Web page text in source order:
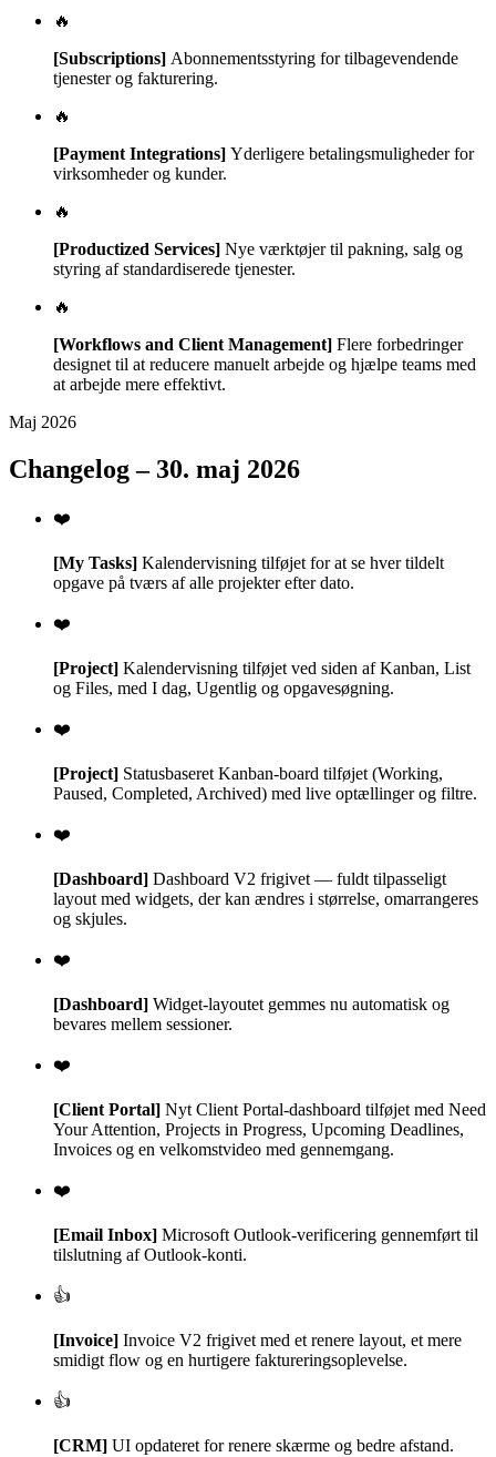
🔥
[Subscriptions] Abonnementsstyring for tilbagevendende
tjenester og fakturering.
🔥
[Payment Integrations] Yderligere betalingsmuligheder for
virksomheder og kunder.
🔥
[Productized Services] Nye værktøjer til pakning, salg og
styring af standardiserede tjenester.
🔥
[Workflows and Client Management] Flere forbedringer
designet til at reducere manuelt arbejde og hjælpe teams med
at arbejde mere effektivt.
Maj 2026
Changelog – 30. maj 2026
❤️
[My Tasks] Kalendervisning tilføjet for at se hver tildelt
opgave på tværs af alle projekter efter dato.
❤️
[Project] Kalendervisning tilføjet ved siden af Kanban, List
og Files, med I dag, Ugentlig og opgavesøgning.
❤️
[Project] Statusbaseret Kanban-board tilføjet (Working,
Paused, Completed, Archived) med live optællinger og filtre.
❤️
[Dashboard] Dashboard V2 frigivet — fuldt tilpasseligt
layout med widgets, der kan ændres i størrelse, omarrangeres
og skjules.
❤️
[Dashboard] Widget-layoutet gemmes nu automatisk og
bevares mellem sessioner.
❤️
[Client Portal] Nyt Client Portal-dashboard tilføjet med Need
Your Attention, Projects in Progress, Upcoming Deadlines,
Invoices og en velkomstvideo med gennemgang.
❤️
[Email Inbox] Microsoft Outlook-verificering gennemført til
tilslutning af Outlook-konti.
👍
[Invoice] Invoice V2 frigivet med et renere layout, et mere
smidigt flow og en hurtigere faktureringsoplevelse.
👍
[CRM] UI opdateret for renere skærme og bedre afstand.